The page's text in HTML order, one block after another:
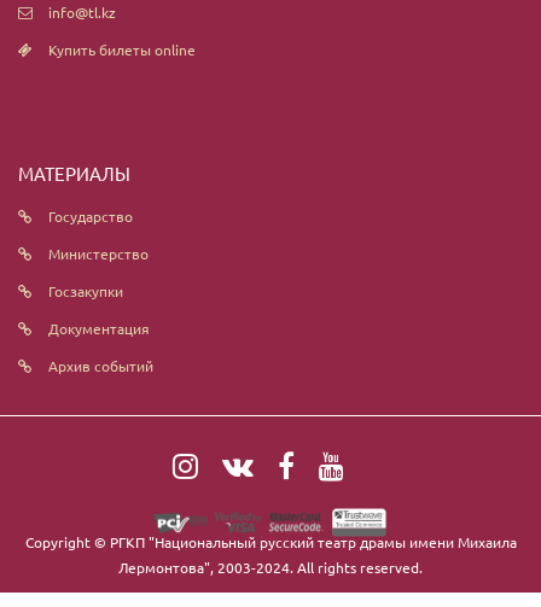
info@tl.kz
Купить билеты online
МАТЕРИАЛЫ
Государство
Министерство
Госзакупки
Документация
Архив событий
Copyright © РГКП "Национальный русский театр драмы имени Михаила
Лермонтова", 2003-2024. All rights reserved.